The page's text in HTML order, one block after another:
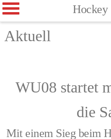
Hockey
Aktuell
WU08 startet
die
Mit einem Sieg beim